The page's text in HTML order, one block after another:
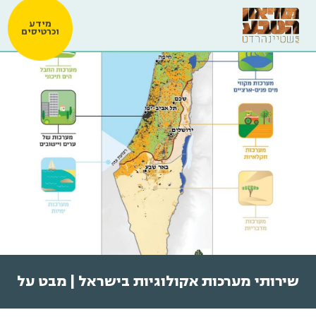
מידע
וכרטיסים
שירותי מערכות אקולוגיות בישראל | מבט על